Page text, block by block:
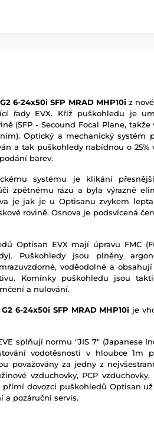
6-24x50i SFP MRAD MHP10iz nové
řady EVX. Kříž puškohledu je
(SFP - Secound Focal Plane,
Optický a mechanický systém
a tak puškohledy nabídnou o 25%
barev.
systému je klikání
zpětnému rázu a byla výrazně
je jak je u Optisanu zvykem
rovině. Osnova je podsvícená
Optisan EVX mají úpravu FMC
Puškohledy jsou plněny
voděodolné a
Komínky puškohledu jsou
a nulování.
6-24x50i SFP MRAD MHP10i je
splňují normu "JIS 7" (Japanese
vodotěsnosti v hloubce 1m
považovány za jedny z
vzduchovky, PCP
přímí dovozci puškohledů Optisan
a pozáruční servis.